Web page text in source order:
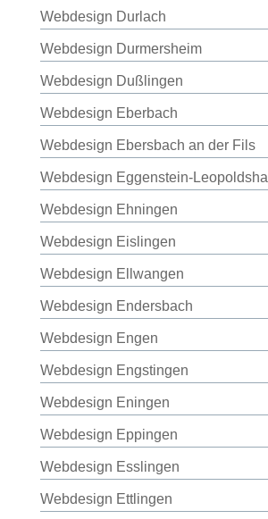
Webdesign Durlach
Webdesign Durmersheim
Webdesign Dußlingen
Webdesign Eberbach
Webdesign Ebersbach an der Fils
Webdesign Eggenstein-
Webdesign Ehningen
Webdesign Eislingen
Webdesign Ellwangen
Webdesign Endersbach
Webdesign Engen
Webdesign Engstingen
Webdesign Eningen
Webdesign Eppingen
Webdesign Esslingen
Webdesign Ettlingen